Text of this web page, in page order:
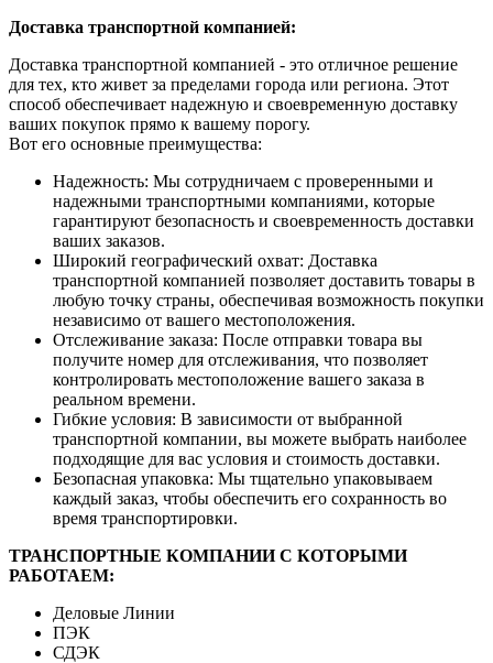
Доставка транспортной компанией:
Доставка транспортной компанией - это отличное решение
для тех, кто живет за пределами города или региона. Этот
способ обеспечивает надежную и своевременную доставку
ваших покупок прямо к вашему порогу.
Вот его основные преимущества:
Надежность: Мы сотрудничаем с проверенными и
надежными транспортными компаниями, которые
гарантируют безопасность и своевременность доставки
ваших заказов.
Широкий географический охват: Доставка
транспортной компанией позволяет доставить товары в
любую точку страны, обеспечивая возможность покупки
независимо от вашего местоположения.
Отслеживание заказа: После отправки товара вы
получите номер для отслеживания, что позволяет
контролировать местоположение вашего заказа в
реальном времени.
Гибкие условия: В зависимости от выбранной
транспортной компании, вы можете выбрать наиболее
подходящие для вас условия и стоимость доставки.
Безопасная упаковка: Мы тщательно упаковываем
каждый заказ, чтобы обеспечить его сохранность во
время транспортировки.
ТРАНСПОРТНЫЕ КОМПАНИИ С КОТОРЫМИ
РАБОТАЕМ:
Деловые Линии
ПЭК
СДЭК